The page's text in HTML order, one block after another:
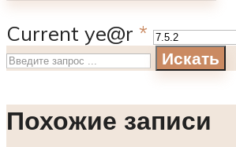
Current ye@r *
Искать
Похожие записи